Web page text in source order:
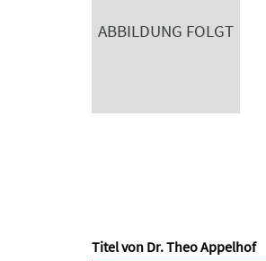
ABBILDUNG FOLGT
Titel von Dr. Theo Appelhof